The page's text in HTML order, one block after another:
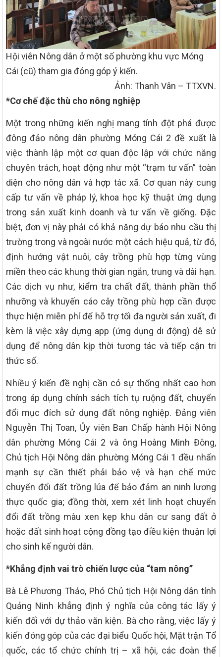
Hội viên Nông dân ở một số phường khu vực Móng
Cái (cũ) tham gia đóng góp ý kiến.
Ảnh: Thanh Vân – TTXVN.
*Cơ chế đặc thù cho nông nghiệp
Một trong những kiến nghị mang tính đột phá được
đông đảo nông dân phường Móng Cái 2 đề xuất là
việc thành lập một cơ quan độc lập với chức năng
chuyên trách, hoạt động như một “trạm tư vấn” toàn
diện cho nông dân và hợp tác xã. Cơ quan này cung
cấp tư vấn về pháp lý, khoa học kỹ thuật ứng dụng
trong sản xuất kinh doanh và tư vấn về giống. Đặc
biệt, đơn vị này phải có khả năng dự báo nhu cầu thị
trường trong và ngoài nước một cách hiệu quả, từ đó,
định hướng vật nuôi, cây trồng phù hợp từng vùng
miền theo các khung thời gian ngắn, trung và dài hạn.
Các dịch vụ như, kiểm tra chất đất, thành phần thổ
nhưỡng và khuyến cáo cây trồng phù hợp cần được
thực hiện miễn phí để hỗ trợ tối đa người sản xuất, đi
kèm là việc xây dựng app (ứng dụng di động) dễ sử
dụng để nông dân kịp thời tương tác và tiếp cận tri
thức số.
Nhiều ý kiến đề nghị cần có sự thống nhất cao hơn
trong áp dụng chính sách tích tụ ruộng đất, chuyển
đổi mục đích sử dụng đất nông nghiệp. Đảng viên
Nguyễn Thị Toan, Ủy viên Ban Chấp hành Hội Nông
dân phường Móng Cái 2 và ông Hoàng Minh Đông,
Chủ tịch Hội Nông dân phường Móng Cái 1 đều nhấn
mạnh sự cần thiết phải bảo vệ và hạn chế mức
chuyển đổi đất trồng lúa để bảo đảm an ninh lương
thực quốc gia; đồng thời, xem xét linh hoạt chuyển
đổi đất trồng màu xen kẹp khu dân cư sang đất ở
hoặc đất sinh hoạt cộng đồng tạo điều kiện thuận lợi
cho sinh kế người dân.
*Khẳng định vai trò chiến lược của “tam nông”
Bà Lê Phương Thảo, Phó Chủ tịch Hội Nông dân tỉnh
Quảng Ninh khẳng định ý nghĩa của công tác lấy ý
kiến đối với dự thảo văn kiện. Bà cho rằng, việc lấy ý
kiến đóng góp của các đại biểu Quốc hội, Mặt trận Tổ
quốc, các tổ chức chính trị – xã hội, các đoàn thể